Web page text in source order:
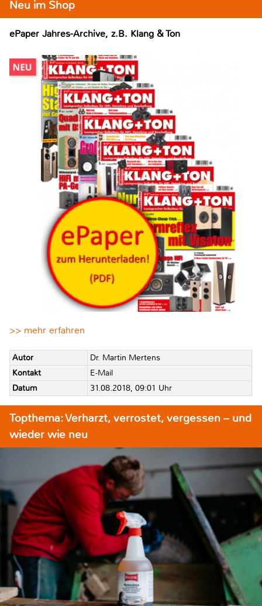
Neu im Shop
ePaper Jahres-Archive, z.B. Klang & Ton
>> mehr erfahren
Autor
Dr. Martin Mertens
Kontakt
E-Mail
Datum
31.08.2018, 09:01 Uhr
Topthema: Verharzt, verrostet, vergessen – und
wieder wie neu